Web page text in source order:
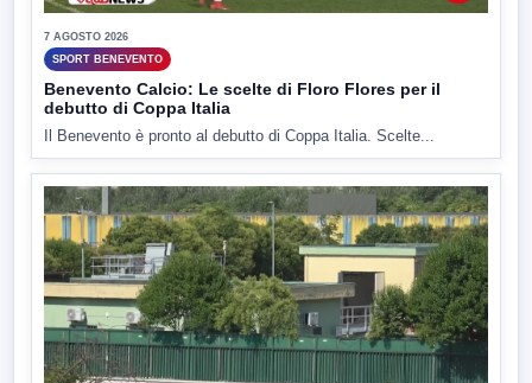
7 AGOSTO 2026
SPORT BENEVENTO
Benevento Calcio: Le scelte di Floro Flores per il
debutto di Coppa Italia
Il Benevento è pronto al debutto di Coppa Italia. Scelte...